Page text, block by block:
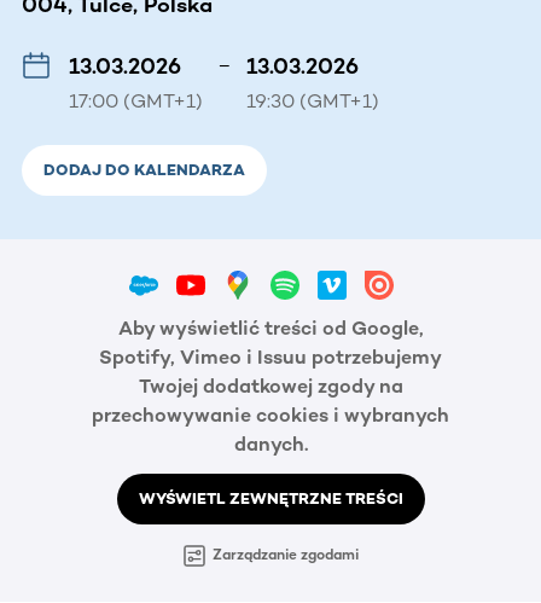
13.03.2026
17:00 (GMT+1)
– 13.03.2026
19:30 (GMT+1)
DODAJ DO KALENDARZA
Aby wyświetlić treści od Google,
Spotify, Vimeo i Issuu potrzebujemy
Twojej dodatkowej zgody na
przechowywanie cookies i wybranych
danych.
WYŚWIETL ZEWNĘTRZNE TREŚCI
Zarządzanie zgodami